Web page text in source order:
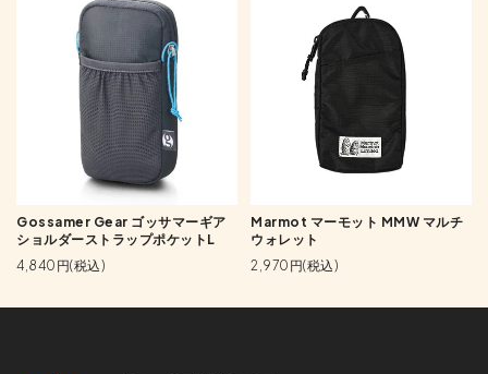
Gossamer Gear ゴッサマーギア
ショルダーストラップポケットL
4,840円(税込)
Marmot マーモット MMW マルチ
ウォレット
2,970円(税込)